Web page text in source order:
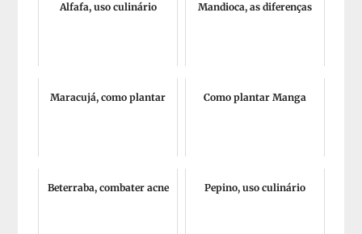
Alfafa, uso culinário Mandioca, as diferenças
Maracujá, como plantar Como plantar Manga
Beterraba, combater acne Pepino, uso culinário